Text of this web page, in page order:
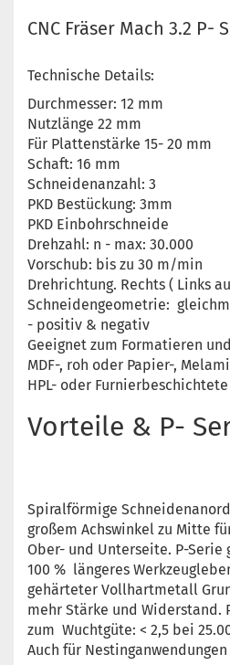
CNC Fräser Mach 3.2 P-
Technische Details:
Durchmesser: 12 mm
Nutzlänge 22 mm
Für Plattenstärke 15- 20 mm
Schaft: 16 mm
Schneidenanzahl: 3
PKD Bestückung: 3mm
PKD Einbohrschneide
Drehzahl: n - max: 30.000
Vorschub: bis zu 30 m/min
Drehrichtung. Rechts ( Links
Schneidengeometrie:
- positiv & negativ
Geeignet zum Formatieren
MDF-, roh oder Papier-,
HPL- oder
Vorteile & P-
Spiralförmige
großem Achswinkel zu Mitte
Ober- und Unterseite. P-
100 % längeres
gehärteter Vollhartmetall
mehr Stärke und Widerstand.
zum Wuchtgüte: < 2,5 bei
Auch für